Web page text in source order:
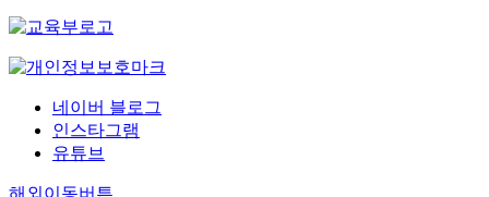
네이버 블로그
인스타그램
유튜브